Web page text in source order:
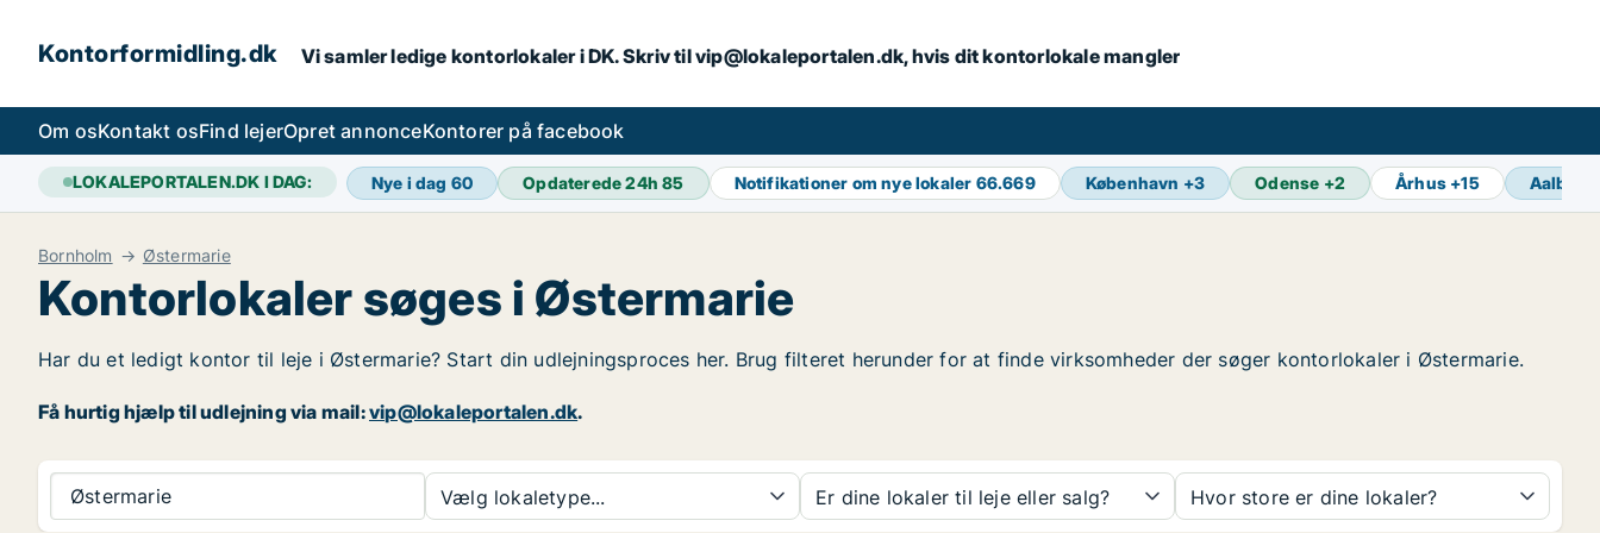
Kontorformidling.dk Vi samler ledige kontorlokaler i DK. Skriv til vip@lokaleportalen.dk, hvis dit kontorlokale mangler
Om osKontakt osFind lejerOpret annonceKontorer på facebook
LOKALEPORTALEN.DK I DAG: Nye i dag 60 Opdaterede 24h85 Notifikationer om nye lokaler 66.669 København +3 Odense +2 Århus +15 Aalborg
Bornholm Østermarie
Kontorlokaler søges i Østermarie
Har du et ledigt kontor til leje i Østermarie? Start din udlejningsproces her. Brug filteret herunder for at finde virksomheder der søger kontorlokaler i Østermarie.
Få hurtig hjælp til udlejning via mail:vip@lokaleportalen.dk.
Østermarie Vælg lokaletype... Er dine lokaler til leje eller salg? Hvor store er dine lokaler?